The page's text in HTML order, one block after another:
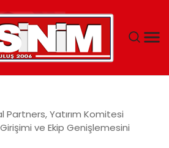
Yatırım Komitesi
ve Ekip Genişlemesini